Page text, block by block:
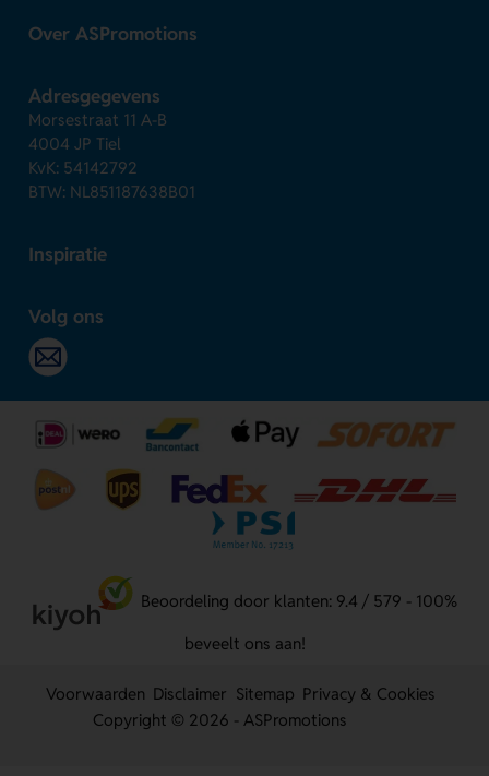
Over ASPromotions
Adresgegevens
Morsestraat 11 A-B
4004 JP Tiel
KvK: 54142792
BTW: NL851187638B01
Inspiratie
Volg ons
Beoordeling door klanten: 9.4 / 579 - 100%
beveelt ons aan!
Voorwaarden Disclaimer Sitemap Privacy & Cookies
Copyright © 2026 - ASPromotions